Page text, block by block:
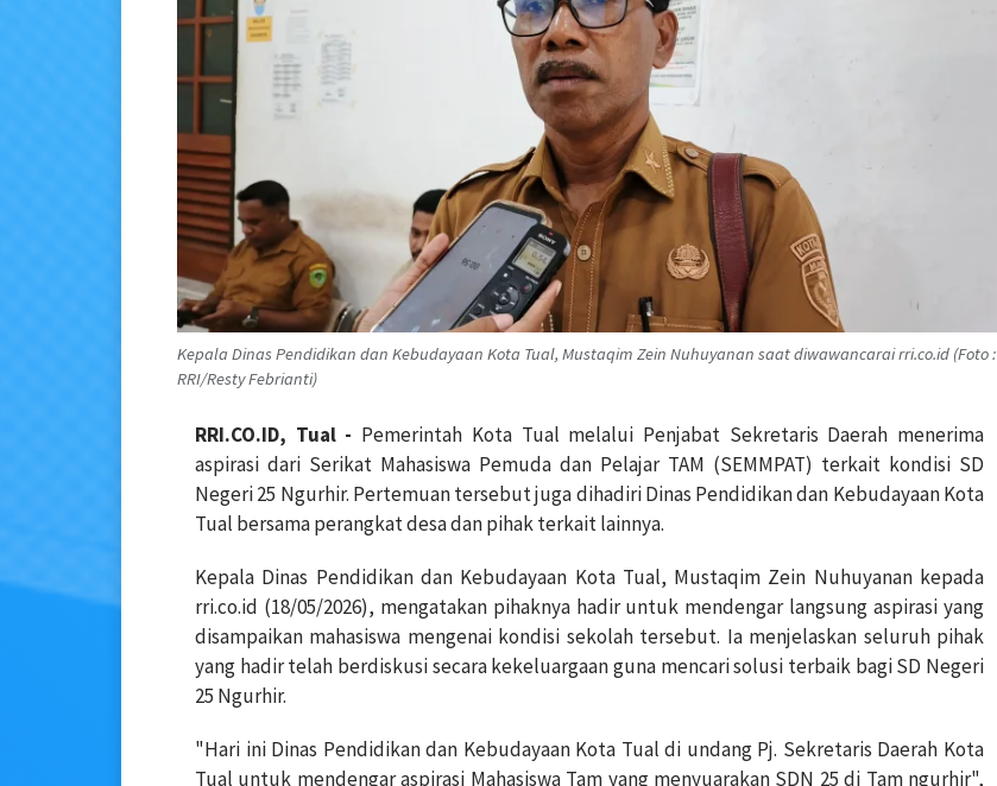
Kepala Dinas Pendidikan dan Kebudayaan Kota Tual, Mustaqim Zein Nuhuyanan saat diwawancarai rri.co.id (Foto :
RRI/Resty Febrianti)
RRI.CO.ID, Tual - Pemerintah Kota Tual melalui Penjabat Sekretaris Daerah menerima
aspirasi dari Serikat Mahasiswa Pemuda dan Pelajar TAM (SEMMPAT) terkait kondisi SD
Negeri 25 Ngurhir. Pertemuan tersebut juga dihadiri Dinas Pendidikan dan Kebudayaan Kota
Tual bersama perangkat desa dan pihak terkait lainnya.
Kepala Dinas Pendidikan dan Kebudayaan Kota Tual, Mustaqim Zein Nuhuyanan kepada
rri.co.id (18/05/2026), mengatakan pihaknya hadir untuk mendengar langsung aspirasi yang
disampaikan mahasiswa mengenai kondisi sekolah tersebut. Ia menjelaskan seluruh pihak
yang hadir telah berdiskusi secara kekeluargaan guna mencari solusi terbaik bagi SD Negeri
25 Ngurhir.
"‎Hari ini Dinas Pendidikan dan Kebudayaan Kota Tual di undang Pj. Sekretaris Daerah Kota
Tual untuk mendengar aspirasi Mahasiswa Tam yang menyuarakan SDN 25 di Tam ngurhir",